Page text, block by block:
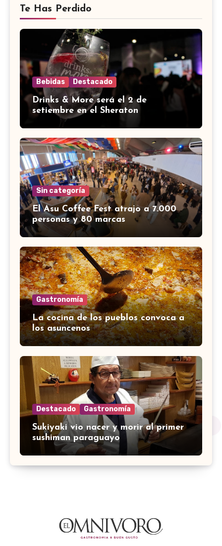
Te Has Perdido
Bebidas Destacado
Drinks & More será el 2 de
setiembre en el Sheraton
Sin categoría
El Asu Coffee Fest atrajo a 7.000
personas y 80 marcas
Gastronomía
La cocina de los pueblos convoca a
los asuncenos
Destacado Gastronomía
Sukiyaki vio nacer y morir al primer
sushiman paraguayo